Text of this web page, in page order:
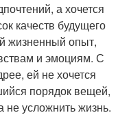
а хочется
качеств будущего
жизненный опыт,
и эмоциям. С
ей не хочется
порядок вещей,
не усложнить жизнь.